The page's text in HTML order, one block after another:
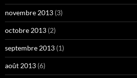
novembre 2013 (3)
octobre 2013 (2)
septembre 2013 (1)
août 2013 (6)